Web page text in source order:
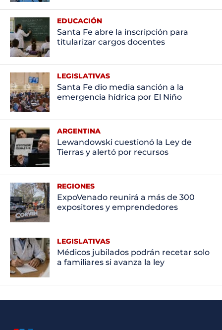
EDUCACIÓN
Santa Fe abre la inscripción para
titularizar cargos docentes
LEGISLATIVAS
Santa Fe dio media sanción a la
emergencia hídrica por El Niño
ARGENTINA
Lewandowski cuestionó la Ley de
Tierras y alertó por recursos
REGIONES
ExpoVenado reunirá a más de 300
expositores y emprendedores
LEGISLATIVAS
Médicos jubilados podrán recetar solo
a familiares si avanza la ley